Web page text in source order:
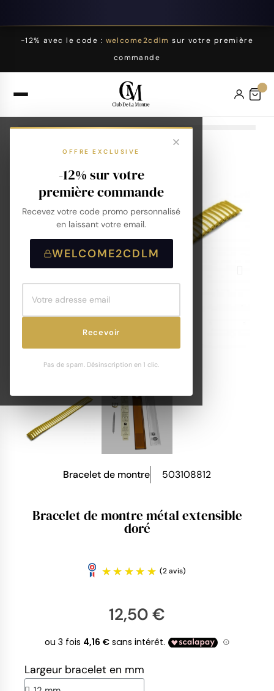
-12% avec le code : welcome2cdlm sur votre première
commande
OFFRE EXCLUSIVE
-12% sur votre
première commande
Recevez votre code promo personnalisé
en laissant votre email.
WELCOME2CDLM
Recevoir
Pas de spam. Désinscription en 1 clic.
Bracelet de montre 503108812
Bracelet de montre métal extensible
doré
12,50 €
Largeur bracelet en mm